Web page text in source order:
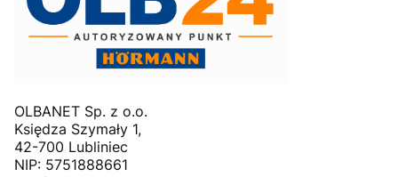
OLBANET Sp. z o.o.
Księdza Szymały 1,
42-700 Lubliniec
NIP: 5751888661